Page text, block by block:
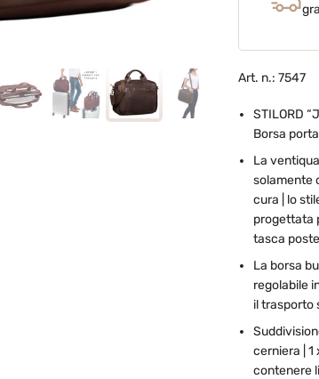
Art. n.: 7547
STILORD
Borsa
La
solamente
cura | lo
progettata
tasca
La borsa
regolabile
il trasporto
cerniera |
contenere